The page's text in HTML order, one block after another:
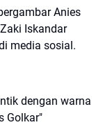
Anies
Iskandar
media sosial.
dengan warna
Golkar"